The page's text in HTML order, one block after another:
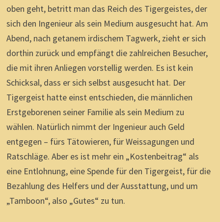
oben geht, betritt man das Reich des Tigergeistes, der
sich den Ingenieur als sein Medium ausgesucht hat. Am
Abend, nach getanem irdischem Tagwerk, zieht er sich
dorthin zurück und empfängt die zahlreichen Besucher,
die mit ihren Anliegen vorstellig werden. Es ist kein
Schicksal, dass er sich selbst ausgesucht hat. Der
Tigergeist hatte einst entschieden, die männlichen
Erstgeborenen seiner Familie als sein Medium zu
wählen. Natürlich nimmt der Ingenieur auch Geld
entgegen – fürs Tätowieren, für Weissagungen und
Ratschläge. Aber es ist mehr ein „Kostenbeitrag“ als
eine Entlohnung, eine Spende für den Tigergeist, für die
Bezahlung des Helfers und der Ausstattung, und um
„Tamboon“, also „Gutes“ zu tun.